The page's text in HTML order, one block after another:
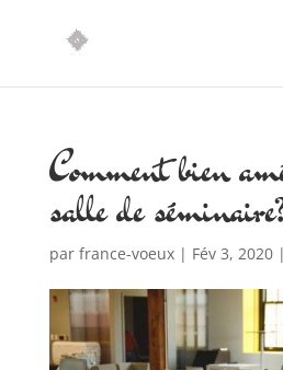
Comment bien
salle de
par france-voeux| Fév 3, 2020|